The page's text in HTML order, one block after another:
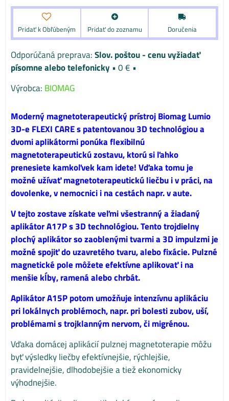
Pridať k Obľúbeným Pridať do zoznamu Doručenia
Slov. poštou - cenu vyžiadať
písomne alebo telefonicky •0 € •
Výrobca: BIOMAG
Moderný magnetoterapeutický prístroj Biomag Lumio
3D-e FLEXI CARE s patentovanou 3D technológiou a
dvomi aplikátormi ponúka flexibilnú
magnetoterapeutickú zostavu, ktorú si ľahko
prenesiete kamkoľvek kam idete! Vďaka tomu je
možné užívať magnetoterapeutickú liečbu i v práci, na
dovolenke, v nemocnici i na cestách napr. v aute.
V tejto zostave získate veľmi všestranný a žiadaný
aplikátor A17P s 3D technológiou. Tento trojdielny
plochý aplikátor so zaoblenými tvarmi a 3D impulzmi je
možné spojiť do uzavretého tvaru, alebo fixácie. Pulzné
magnetické pole môžete efektívne aplikovať i na
menšie kĺby, ramená alebo chrbát.
Aplikátor A15P potom umožňuje intenzívnu aplikáciu
pri lokálnych problémoch, napr. pri bolesti zubov, uší,
problémami s trojklanným nervom, či migrénou.
Vďaka domácej aplikácií pulznej magnetoterapie môžu
byť výsledky liečby efektívnejšie, rýchlejšie,
pravidelnejšie, dlhodobejšie a tiež ekonomicky
výhodnejšie.